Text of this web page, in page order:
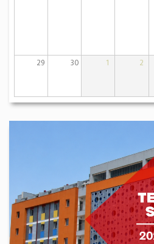
29 30 1 2